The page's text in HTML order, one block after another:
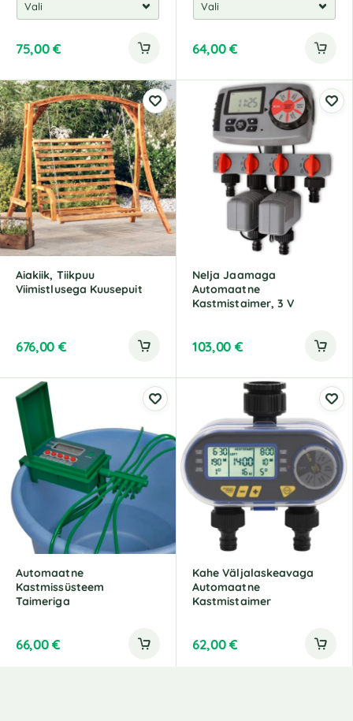
75,00€ 64,00€
Aiakiik, Tiikpuu
Viimistlusega Kuusepuit
676,00 €
Nelja Jaamaga
Automaatne
Kastmistaimer, 3 V
103,00 €
Automaatne
Kastmissüsteem
Taimeriga
66,00€
Kahe Väljalaskeavaga
Automaatne
Kastmistaimer
62,00€